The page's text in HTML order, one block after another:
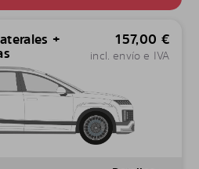
+
157,00 €
incl. envío e IVA